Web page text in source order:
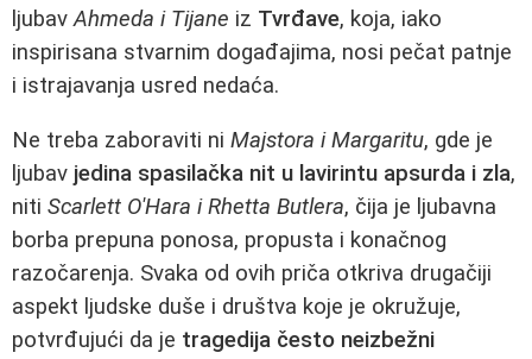
ljubavAhmeda i Tijane iz Tvrđave, koja, iako
inspirisana stvarnim događajima, nosi pečat patnje
i istrajavanja usred nedaća.
Ne treba zaboraviti ni Majstora i Margaritu, gde je
ljubav jedina spasilačka nit u lavirintu apsurda i zla,
niti Scarlett O'Hara i Rhetta Butlera, čija je ljubavna
borba prepuna ponosa, propusta i konačnog
razočarenja. Svaka od ovih priča otkriva drugačiji
aspekt ljudske duše i društva koje je okružuje,
potvrđujući da je tragedija često neizbežni